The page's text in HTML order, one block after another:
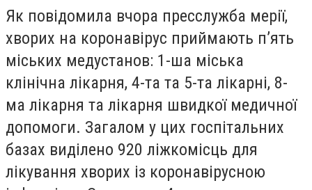
Як повідомила вчора пресслужба мерії,
хворих на коронавірус приймають п’ять
міських медустанов: 1-ша міська
клінічна лікарня, 4-та та 5-та лікарні, 8-
ма лікарня та лікарня швидкої медичної
допомоги. Загалом у цих госпітальних
базах виділено 920 ліжкомісць для
лікування хворих із коронавірусною